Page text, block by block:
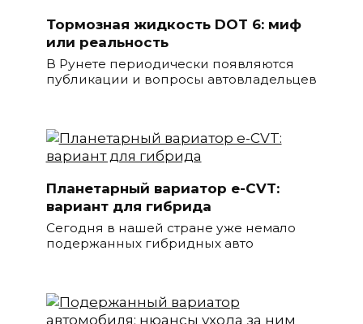
Тормозная жидкость DOT 6: миф
или реальность
В Рунете периодически появляются
публикации и вопросы автовладельцев
Планетарный вариатор e-CVT:
вариант для гибрида
Сегодня в нашей стране уже немало
подержанных гибридных авто